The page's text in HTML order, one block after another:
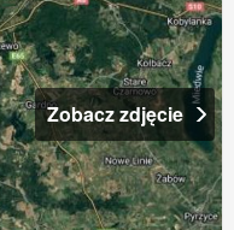
Zobacz zdjęcie